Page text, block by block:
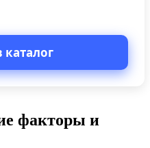
каталог
факторы и